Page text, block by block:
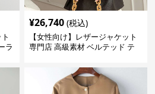
ラ
¥26,740 (税込)
【女性向け】レザージャケット
専門店 高級素材 ベルテッド テ